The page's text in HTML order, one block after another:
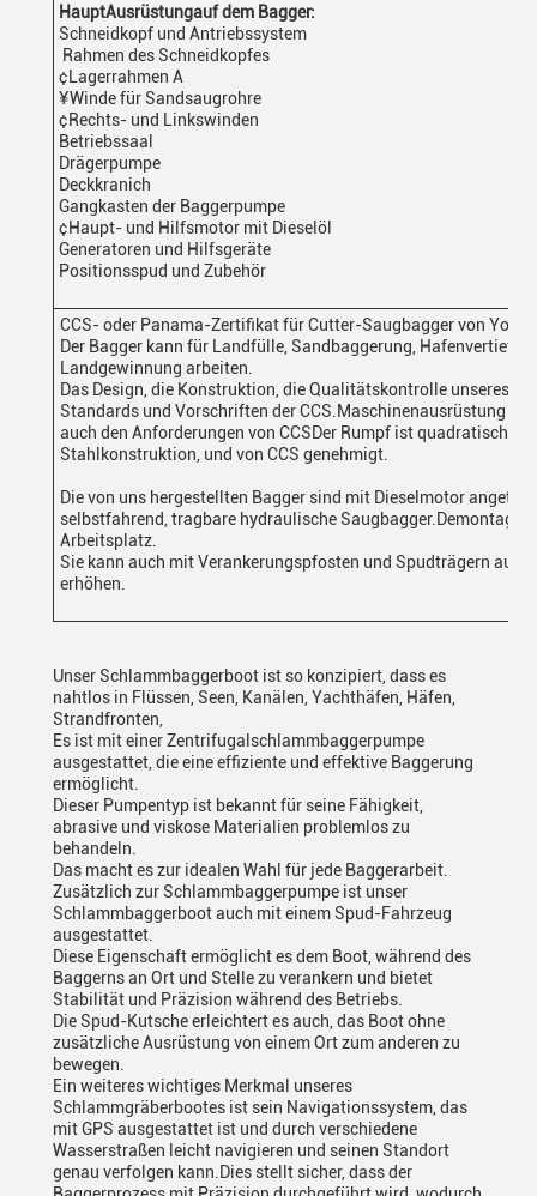
HauptAusrüstungauf dem Bagger:
Schneidkopf und Antriebssystem
️ Rahmen des Schneidkopfes
¢Lagerrahmen A
¥Winde für Sandsaugrohre
¢Rechts- und Linkswinden
Betriebssaal
Drägerpumpe
Deckkranich
Gangkasten der Baggerpumpe
¢Haupt- und Hilfsmotor mit Dieselöl
Generatoren und Hilfsgeräte
Positionsspud und Zubehör
CCS- oder Panama-Zertifikat für Cutter-Saugbagger von
Der Bagger kann für Landfülle, Sandbaggerung,
Landgewinnung arbeiten.
Das Design, die Konstruktion, die Qualitätskontrolle unseres
Standards und Vorschriften der CCS.Maschinenausrüstung
auch den Anforderungen von CCSDer Rumpf ist quadratisch,
Stahlkonstruktion, und von CCS genehmigt.
Die von uns hergestellten Bagger sind mit Dieselmotor
selbstfahrend, tragbare hydraulische Saugbagger.Demontage
Arbeitsplatz.
Sie kann auch mit Verankerungspfosten und Spudträgern
erhöhen.
Unser Schlammbaggerboot ist so konzipiert, dass es
nahtlos in Flüssen, Seen, Kanälen, Yachthäfen, Häfen,
Strandfronten,
Es ist mit einer Zentrifugalschlammbaggerpumpe
ausgestattet, die eine effiziente und effektive Baggerung
ermöglicht.
Dieser Pumpentyp ist bekannt für seine Fähigkeit,
abrasive und viskose Materialien problemlos zu
behandeln.
Das macht es zur idealen Wahl für jede Baggerarbeit.
Zusätzlich zur Schlammbaggerpumpe ist unser
Schlammbaggerboot auch mit einem Spud-Fahrzeug
ausgestattet.
Diese Eigenschaft ermöglicht es dem Boot, während des
Baggerns an Ort und Stelle zu verankern und bietet
Stabilität und Präzision während des Betriebs.
Die Spud-Kutsche erleichtert es auch, das Boot ohne
zusätzliche Ausrüstung von einem Ort zum anderen zu
bewegen.
Ein weiteres wichtiges Merkmal unseres
Schlammgräberbootes ist sein Navigationssystem, das
mit GPS ausgestattet ist und durch verschiedene
Wasserstraßen leicht navigieren und seinen Standort
genau verfolgen kann.Dies stellt sicher, dass der